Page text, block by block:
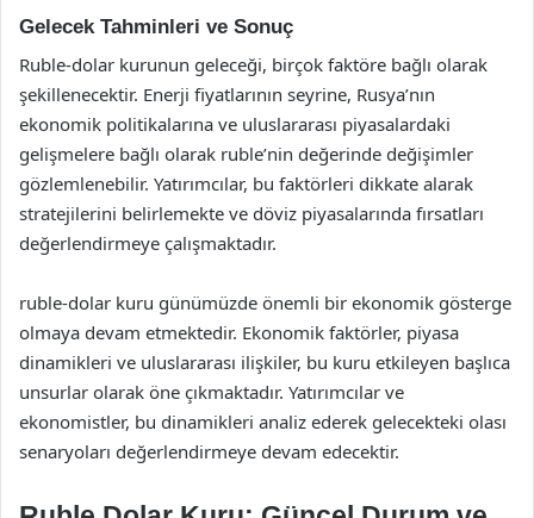
Gelecek Tahminleri ve Sonuç
Ruble-dolar kurunun geleceği, birçok faktöre bağlı olarak
şekillenecektir. Enerji fiyatlarının seyrine, Rusya’nın
ekonomik politikalarına ve uluslararası piyasalardaki
gelişmelere bağlı olarak ruble’nin değerinde değişimler
gözlemlenebilir. Yatırımcılar, bu faktörleri dikkate alarak
stratejilerini belirlemekte ve döviz piyasalarında fırsatları
değerlendirmeye çalışmaktadır.
ruble-dolar kuru günümüzde önemli bir ekonomik gösterge
olmaya devam etmektedir. Ekonomik faktörler, piyasa
dinamikleri ve uluslararası ilişkiler, bu kuru etkileyen başlıca
unsurlar olarak öne çıkmaktadır. Yatırımcılar ve
ekonomistler, bu dinamikleri analiz ederek gelecekteki olası
senaryoları değerlendirmeye devam edecektir.